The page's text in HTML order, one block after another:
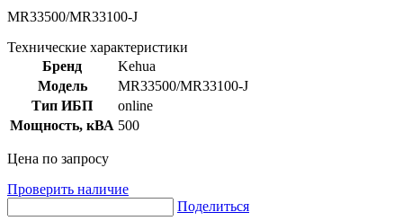
MR33500/MR33100-J
Технические характеристики
Бренд
Kehua
Модель
MR33500/MR33100-J
Тип ИБП
online
Мощность, кВА 500
Цена по запросу
Проверить наличие
Поделиться